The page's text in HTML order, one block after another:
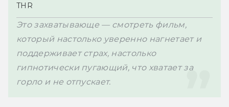
THR
Это захватывающе — смотреть фильм,
который настолько уверенно нагнетает и
поддерживает страх, настолько
гипнотически пугающий, что хватает за
горло и не отпускает.